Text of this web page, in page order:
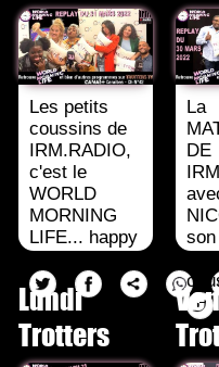
Les petits
coussins de
IRM.RADIO,
c'est le
WORLD
MORNING
LIFE... happy
La
DE
Lundi
Trotters